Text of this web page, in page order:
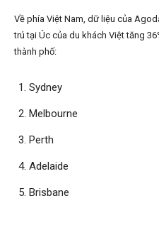
Về phía Việt Nam, dữ liệu của
trú tại Úc của du khách Việt tăng
thành phố:
Sydney
Melbourne
Perth
Adelaide
Brisbane